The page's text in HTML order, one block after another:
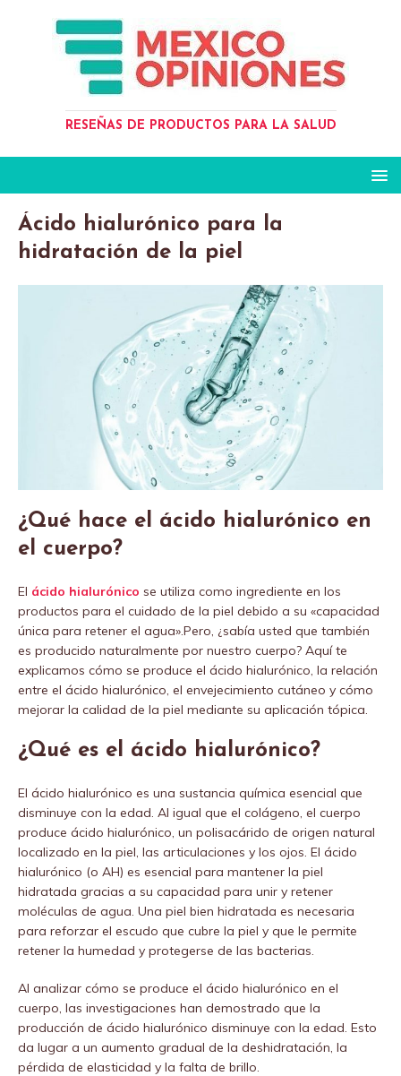
RESEÑAS DE PRODUCTOS PARA LA SALUD
Ácido hialurónico para la
hidratación de la piel
¿Qué hace el ácido hialurónico en
el cuerpo?
El ácido hialurónico se utiliza como ingrediente en los
productos para el cuidado de la piel debido a su «capacidad
única para retener el agua».Pero, ¿sabía usted que también
es producido naturalmente por nuestro cuerpo? Aquí te
explicamos cómo se produce el ácido hialurónico, la relación
entre el ácido hialurónico, el envejecimiento cutáneo y cómo
mejorar la calidad de la piel mediante su aplicación tópica.
¿Qué es el ácido hialurónico?
El ácido hialurónico es una sustancia química esencial que
disminuye con la edad. Al igual que el colágeno, el cuerpo
produce ácido hialurónico, un polisacárido de origen natural
localizado en la piel, las articulaciones y los ojos. El ácido
hialurónico (o AH) es esencial para mantener la piel
hidratada gracias a su capacidad para unir y retener
moléculas de agua. Una piel bien hidratada es necesaria
para reforzar el escudo que cubre la piel y que le permite
retener la humedad y protegerse de las bacterias.
Al analizar cómo se produce el ácido hialurónico en el
cuerpo, las investigaciones han demostrado que la
producción de ácido hialurónico disminuye con la edad. Esto
da lugar a un aumento gradual de la deshidratación, la
pérdida de elasticidad y la falta de brillo.